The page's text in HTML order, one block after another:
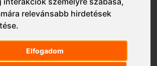
relevánsabb hirdetések
.
Elfogadom